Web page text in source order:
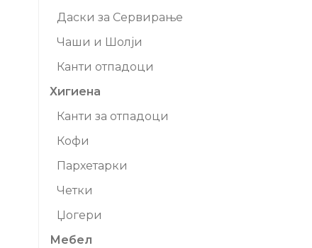
Даски за Сервирање
Чаши и Шолји
Канти отпадоци
Хигиена
Канти за отпадоци
Кофи
Пархетарки
Четки
Џогери
Мебел